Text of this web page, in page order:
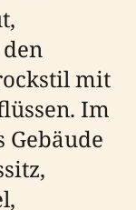
mit
Im
Gebäude